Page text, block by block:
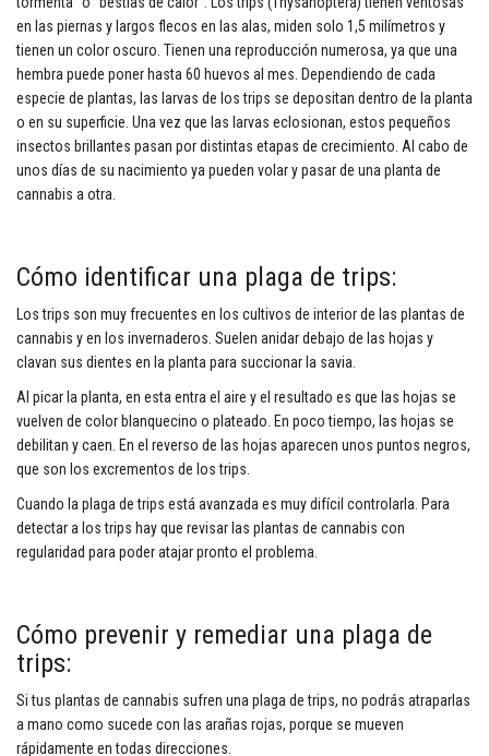
en las piernas y largos flecos en las alas, miden solo 1,5 milímetros y
tienen un color oscuro. Tienen una reproducción numerosa, ya que una
hembra puede poner hasta 60 huevos al mes. Dependiendo de cada
especie de plantas, las larvas de los trips se depositan dentro de la planta
o en su superficie. Una vez que las larvas eclosionan, estos pequeños
insectos brillantes pasan por distintas etapas de crecimiento. Al cabo de
unos días de su nacimiento ya pueden volar y pasar de una planta de
cannabis a otra.
Cómo identificar una plaga de trips:
Los trips son muy frecuentes en los cultivos de interior de las plantas de
cannabis y en los invernaderos. Suelen anidar debajo de las hojas y
clavan sus dientes en la planta para succionar la savia.
Al picar la planta, en esta entra el aire y el resultado es que las hojas se
vuelven de color blanquecino o plateado. En poco tiempo, las hojas se
debilitan y caen. En el reverso de las hojas aparecen unos puntos negros,
que son los excrementos de los trips.
Cuando la plaga de trips está avanzada es muy difícil controlarla. Para
detectar a los trips hay que revisar las plantas de cannabis con
regularidad para poder atajar pronto el problema.
Cómo prevenir y remediar una plaga de
trips:
Si tus plantas de cannabis sufren una plaga de trips, no podrás atraparlas
a mano como sucede con las arañas rojas, porque se mueven
rápidamente en todas direcciones.